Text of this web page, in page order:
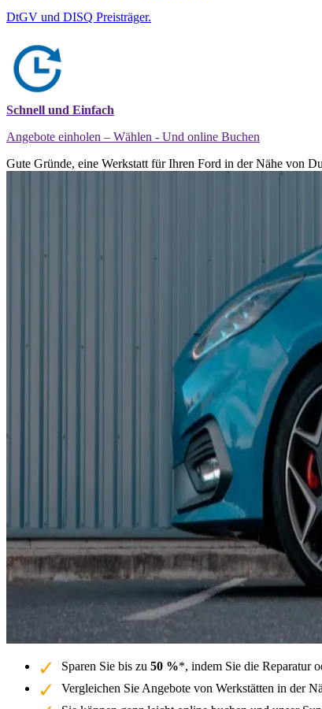
DtGV und DISQ Preisträger.
Schnell und Einfach
Angebote einholen – Wählen - Und online Buchen
Gute Gründe, eine Werkstatt für Ihren Ford in der Nähe von
Sparen Sie bis zu 50 %*, indem Sie die Reparatur
Vergleichen Sie Angebote von Werkstätten in der